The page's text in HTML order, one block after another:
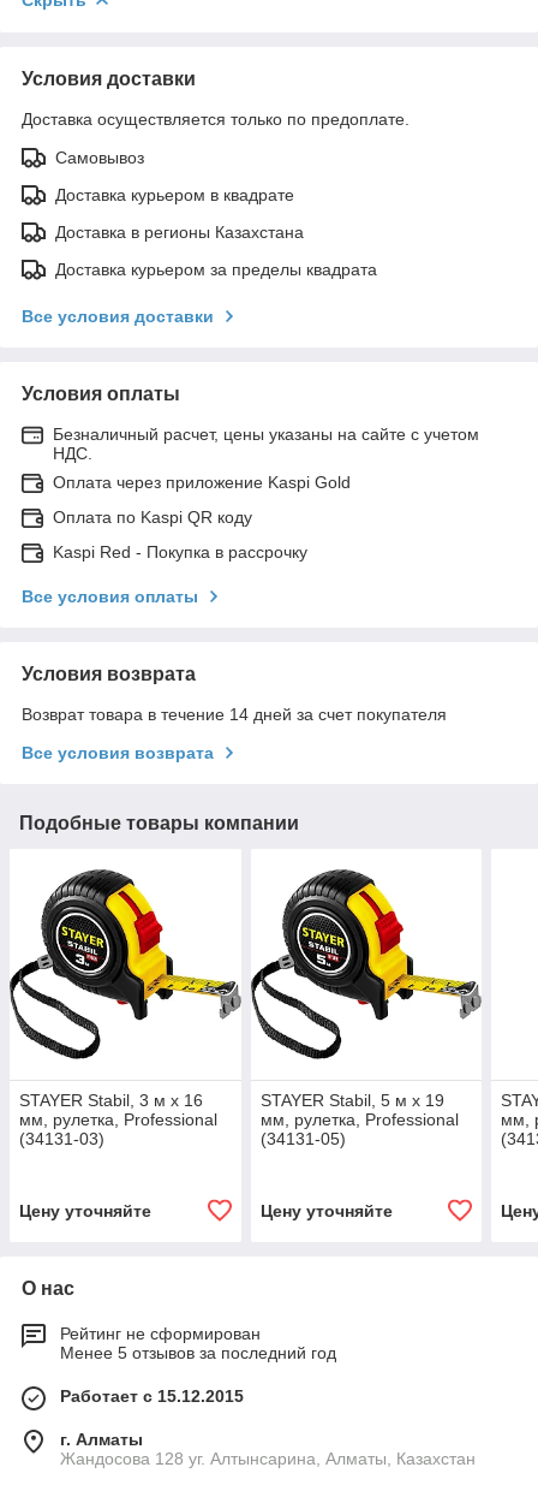
Условия доставки
Доставка осуществляется только по предоплате.
Самовывоз
Доставка курьером в квадрате
Доставка в регионы Казахстана
Доставка курьером за пределы квадрата
Все условия доставки
Условия оплаты
Безналичный расчет, цены указаны на сайте с учетом
НДС.
Оплата через приложение Kaspi Gold
Оплата по Kaspi QR коду
Kaspi Red - Покупка в рассрочку
Все условия оплаты
Условия возврата
Возврат товара в течение 14 дней за счет покупателя
Все условия возврата
Подобные товары компании
STAYER Stabil, 3 м х 16
мм, рулетка, Professional
(34131-03)
Цену уточняйте
STAYER Stabil, 5 м х 19
мм, рулетка, Professional
(34131-05)
Цену уточняйте
мм,
О нас
Рейтинг не сформирован
Менее 5 отзывов за последний год
Работает с 15.12.2015
г. Алматы
Жандосова 128 уг. Алтынсарина, Алматы, Казахстан